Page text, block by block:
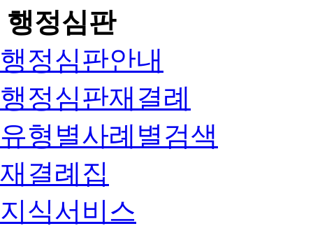
행정심판
행정심판안내
행정심판재결례
유형별사례별검색
재결례집
지식서비스